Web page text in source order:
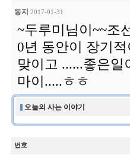
동지 2017-01-31
~두루미님이~~조
0년 동안이 장기
맞이고 ......좋은
마이.....ㅎㅎ
오늘의 사는 이야기
번호